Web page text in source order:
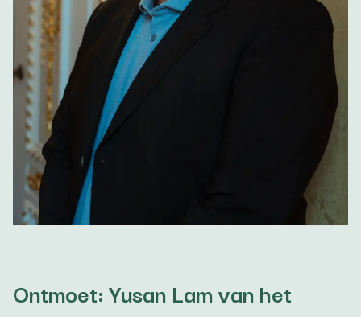
Ontmoet: Yusan Lam van het